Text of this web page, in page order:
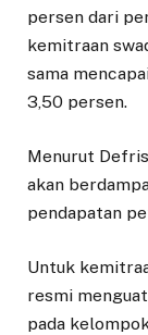
persen dari
kemitraan
sama
3,50 persen.
Menurut
akan
pendapatan
Untuk
resmi
pada